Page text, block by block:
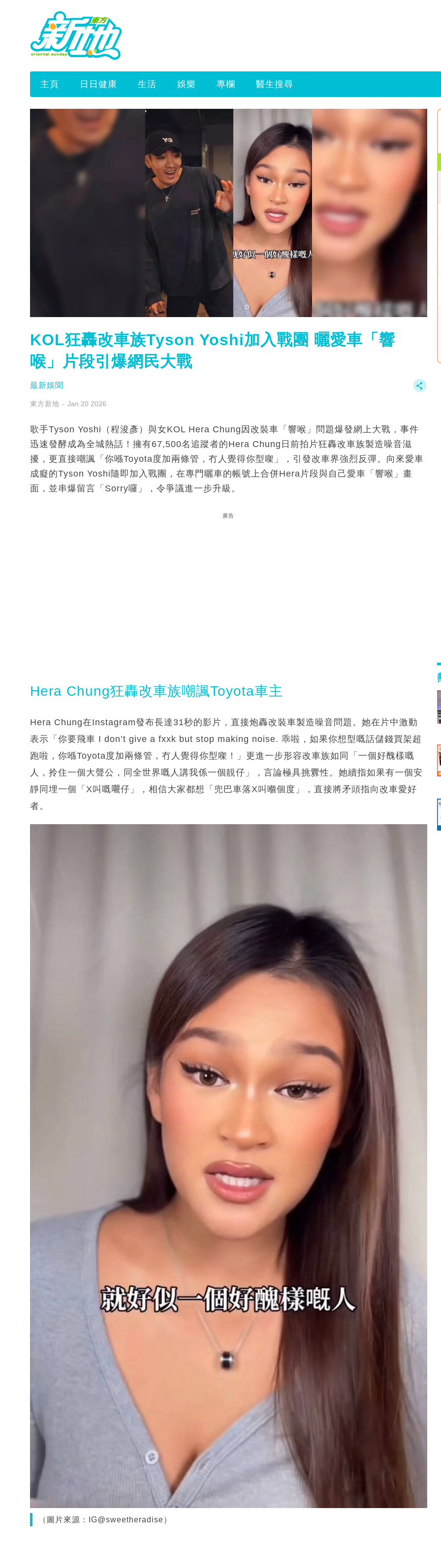
主頁 日日健康 生活 娛樂 專欄 醫生搜尋
KOL狂轟改車族Tyson Yoshi加入戰團 曬愛車「響
喉」片段引爆網民大戰
最新娛聞
東方新地 Jan 20 2026
歌手Tyson Yoshi（程浚彥）與女KOL Hera Chung因改裝車「響喉」問題爆發網上大戰，事件
迅速發酵成為全城熱話！擁有67,500名追蹤者的Hera Chung日前拍片狂轟改車族製造噪音滋
擾，更直接嘲諷「你喺Toyota度加兩條管，冇人覺得你型㗎」，引發改車界強烈反彈。向來愛車
成癡的Tyson Yoshi隨即加入戰團，在專門曬車的帳號上合併Hera片段與自己愛車「響喉」畫
面，並串爆留言「Sorry囉」，令爭議進一步升級。
廣告
Hera Chung狂轟改車族嘲諷Toyota車主
Hera Chung在Instagram發布長達31秒的影片，直接炮轟改裝車製造噪音問題。她在片中激動
表示「你要飛車 I don’t give a fxxk but stop making noise. 乖啦，如果你想型嘅話儲錢買架超
跑啦，你喺Toyota度加兩條管，冇人覺得你型㗎！」更進一步形容改車族如同「一個好醜樣嘅
人，拎住一個大聲公，同全世界嘅人講我係一個靚仔」，言論極具挑釁性。她續指如果有一個安
靜同埋一個「X叫嘅𡃁仔」，相信大家都想「兜巴車落X叫嗰個度」，直接將矛頭指向改車愛好
者。
（圖片來源：IG@sweetheradise）